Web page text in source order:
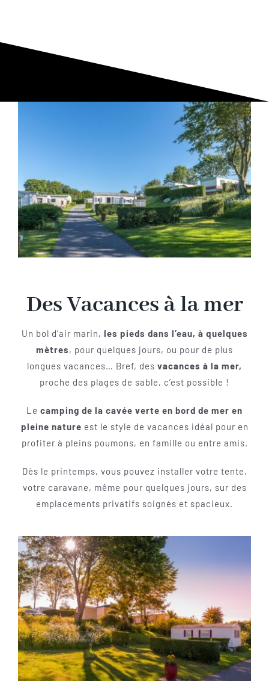
Des Vacances à la mer
Un bol d’air marin, les pieds dans l’eau, à quelques
mètres, pour quelques jours, ou pour de plus
longues vacances… Bref, des vacances à la mer,
proche des plages de sable, c’est possible !
Le camping de la cavée verte en bord de mer en
pleine nature est le style de vacances idéal pour en
profiter à pleins poumons, en famille ou entre amis.
Dès le printemps, vous pouvez installer votre tente,
votre caravane, même pour quelques jours, sur des
emplacements privatifs soignés et spacieux.